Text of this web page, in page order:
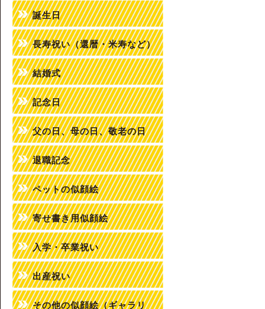
誕生日
長寿祝い（還暦・米寿など）
結婚式
記念日
父の日、母の日、敬老の日
退職記念
ペットの似顔絵
寄せ書き用似顔絵
入学・卒業祝い
出産祝い
その他の似顔絵（ギャラリ